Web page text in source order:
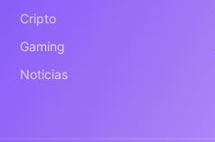
Cripto
Gaming
Noticias